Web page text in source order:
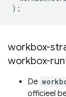
);
workbox-
workbox-
De
officieel